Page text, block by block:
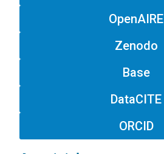
OpenAIRE
Zenodo
Base
DataCITE
ORCID